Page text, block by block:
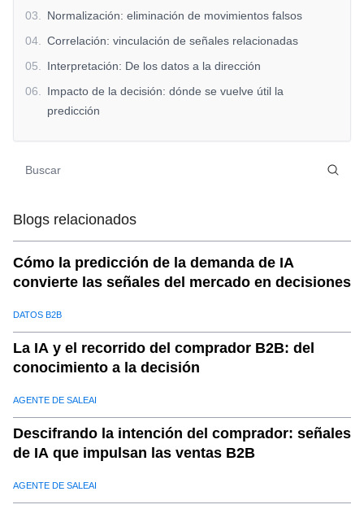
03
Normalización: eliminación de movimientos falsos
04
Correlación: vinculación de señales relacionadas
05
Interpretación: De los datos a la dirección
06
Impacto de la decisión: dónde se vuelve útil la
predicción
10.
Blogs relacionados
Cómo la predicción de la demanda de IA
convierte las señales del mercado en decisiones
DATOS B2B
La IA y el recorrido del comprador B2B: del
conocimiento a la decisión
AGENTE DE SALEAI
Descifrando la intención del comprador: señales
de IA que impulsan las ventas B2B
AGENTE DE SALEAI